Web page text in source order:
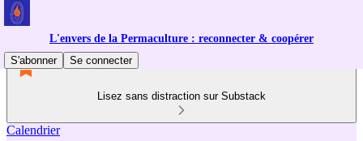
L'envers de la Permaculture : reconnecter & coopérer
S'abonner
Se connecter
Lisez sans distraction sur Substack
Calendrier